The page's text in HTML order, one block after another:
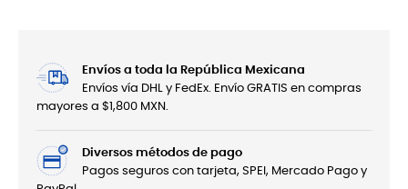
Envíos a toda la República Mexicana
Envíos vía DHL y FedEx. Envío GRATIS en compras
mayores a $1,800 MXN.
Diversos métodos de pago
Pagos seguros con tarjeta, SPEI, Mercado Pago y